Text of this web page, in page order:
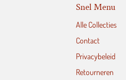
Snel Menu
Alle Collecties
Contact
Privacybeleid
Retourneren